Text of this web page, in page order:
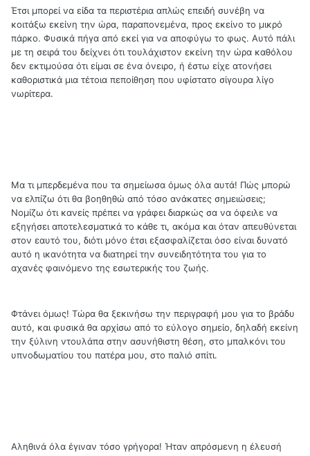
Έτσι μπορεί να είδα τα περιστέρια απλώς επειδή συνέβη να
κοιτάξω εκείνη την ώρα, παραπονεμένα, προς εκείνο το μικρό
πάρκο. Φυσικά πήγα από εκεί για να αποφύγω το φως. Αυτό πάλι
με τη σειρά του δείχνει ότι τουλάχιστον εκείνη την ώρα καθόλου
δεν εκτιμούσα ότι είμαι σε ένα όνειρο, ή έστω είχε ατονήσει
καθοριστικά μια τέτοια πεποίθηση που υφίστατο σίγουρα λίγο
νωρίτερα.
Μα τι μπερδεμένα που τα σημείωσα όμως όλα αυτά! Πώς μπορώ
να ελπίζω ότι θα βοηθηθώ από τόσο ανάκατες σημειώσεις;
Νομίζω ότι κανείς πρέπει να γράφει διαρκώς σα να όφειλε να
εξηγήσει αποτελεσματικά το κάθε τι, ακόμα και όταν απευθύνεται
στον εαυτό του, διότι μόνο έτσι εξασφαλίζεται όσο είναι δυνατό
αυτό η ικανότητα να διατηρεί την συνειδητότητα του για το
αχανές φαινόμενο της εσωτερικής του ζωής.
Φτάνει όμως! Τώρα θα ξεκινήσω την περιγραφή μου για το βράδυ
αυτό, και φυσικά θα αρχίσω από το εύλογο σημείο, δηλαδή εκείνη
την ξύλινη ντουλάπα στην ασυνήθιστη θέση, στο μπαλκόνι του
υπνοδωματίου του πατέρα μου, στο παλιό σπίτι.
Αληθινά όλα έγιναν τόσο γρήγορα! Ήταν απρόσμενη η έλευσή